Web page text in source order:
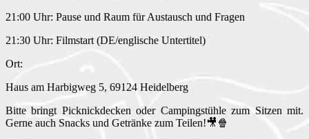
21:00 Uhr: Pause und Raum für Austausch und Fragen
21:30 Uhr: Filmstart (DE/englische Untertitel)
Ort:
Haus am Harbigweg 5, 69124 Heidelberg
Bitte bringt Picknickdecken oder Campingstühle zum Sitzen mit.
Gerne auch Snacks und Getränke zum Teilen!🎥🍿